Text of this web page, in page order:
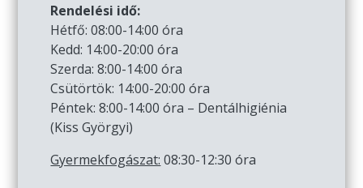
Rendelési idő:
Hétfő: 08:00-14:00 óra
Kedd: 14:00-20:00 óra
Szerda: 8:00-14:00 óra
Csütörtök: 14:00-20:00 óra
Péntek: 8:00-14:00 óra – Dentálhigiénia
(Kiss Györgyi)
Gyermekfogászat: 08:30-12:30 óra